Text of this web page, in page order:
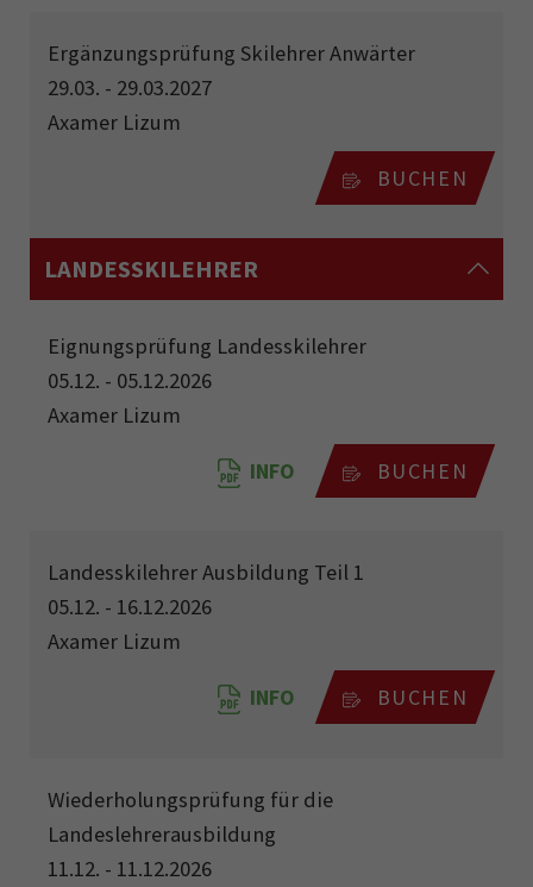
Ergänzungsprüfung Skilehrer Anwärter
29.03. - 29.03.2027
Axamer Lizum
BUCHEN
LANDESSKILEHRER
Eignungsprüfung Landesskilehrer
05.12. - 05.12.2026
Axamer Lizum
INFO BUCHEN
Landesskilehrer Ausbildung Teil 1
05.12. - 16.12.2026
Axamer Lizum
INFO BUCHEN
Wiederholungsprüfung für die
Landeslehrerausbildung
11.12. - 11.12.2026